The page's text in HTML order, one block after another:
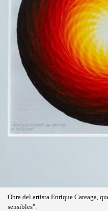
Obra del artista Enrique Careaga,
sensibles".